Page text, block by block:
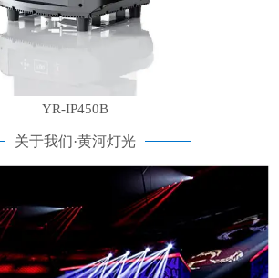
YR-IP450B
关于我们·黄河灯光